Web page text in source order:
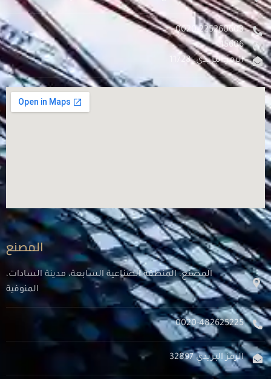
0020-225260603
15606
الرمز البريدي: 11728
المصنع
المصنع، المنطقة الصناعية السابعة، مدينة السادات،
المنوفية
0020-482625225
الرمز البريدي 32897